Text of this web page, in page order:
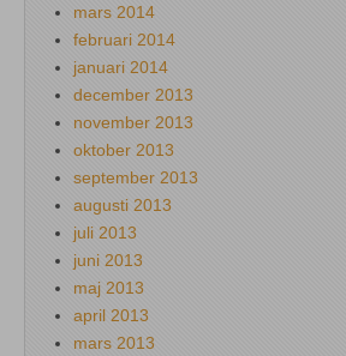
mars 2014
februari 2014
januari 2014
december 2013
november 2013
oktober 2013
september 2013
augusti 2013
juli 2013
juni 2013
maj 2013
april 2013
mars 2013